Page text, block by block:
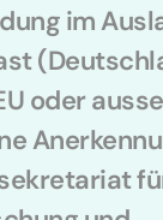
im
oder